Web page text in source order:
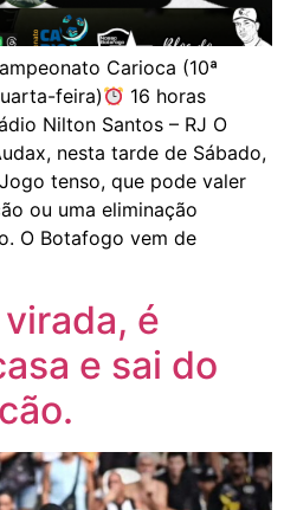
Carioca (10ª
feira)
16 horas
Nilton Santos – RJ O
nesta tarde de Sábado,
tenso, que pode valer
ou uma eliminação
O Botafogo vem de
é
e sai do